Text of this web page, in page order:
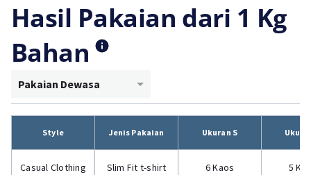
Hasil Pakaian dari 1 Kg
Bahan
Pakaian Dewasa
Style Jenis Pakaian Ukuran S
Casual Clothing Slim Fit t-shirt 6 Kaos 5